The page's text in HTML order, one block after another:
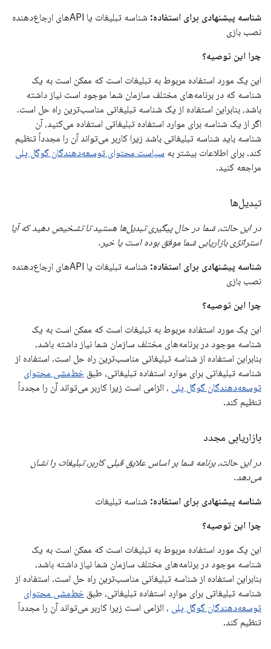
شناسه پیشنهادی برای استفاده:
شناسه تبلیغات یا APIهای ارجاع‌دهنده
نصب بازی
چرا این توصیه؟
این یک مورد استفاده مربوط به تبلیغات است که ممکن است به یک
شناسه که در برنامه‌های مختلف سازمان شما موجود است نیاز داشته
باشد، بنابراین استفاده از یک شناسه تبلیغاتی مناسب‌ترین راه حل است.
اگر از یک شناسه برای موارد استفاده تبلیغاتی استفاده می‌کنید، آن
شناسه باید شناسه تبلیغاتی باشد زیرا کاربر می‌تواند آن را مجدداً تنظیم
کند. برای اطلاعات بیشتر به سیاست محتوای توسعه‌دهندگان گوگل پلی
مراجعه کنید.
تبدیل‌ها
در این حالت، شما در حال پیگیری تبدیل‌ها هستید تا تشخیص دهید که آیا
استراتژی بازاریابی شما موفق بوده است یا خیر.
شناسه پیشنهادی برای استفاده:
شناسه تبلیغات یا APIهای ارجاع‌دهنده
نصب بازی
چرا این توصیه؟
این یک مورد استفاده مربوط به تبلیغات است که ممکن است به یک
شناسه موجود در برنامه‌های مختلف سازمان شما نیاز داشته باشد،
بنابراین استفاده از شناسه تبلیغاتی مناسب‌ترین راه حل است. استفاده از
شناسه تبلیغاتی برای موارد استفاده تبلیغاتی، طبق خط‌مشی محتوای
توسعه‌دهندگان گوگل پلی ، الزامی است زیرا کاربر می‌تواند آن را مجدداً
تنظیم کند.
بازاریابی مجدد
در این حالت، برنامه شما بر اساس علایق قبلی کاربر، تبلیغات را نشان
می‌دهد.
شناسه پیشنهادی برای استفاده: شناسه تبلیغات
چرا این توصیه؟
این یک مورد استفاده مربوط به تبلیغات است که ممکن است به یک
شناسه موجود در برنامه‌های مختلف سازمان شما نیاز داشته باشد،
بنابراین استفاده از شناسه تبلیغاتی مناسب‌ترین راه حل است. استفاده از
شناسه تبلیغاتی برای موارد استفاده تبلیغاتی، طبق خط‌مشی محتوای
توسعه‌دهندگان گوگل پلی ، الزامی است زیرا کاربر می‌تواند آن را مجدداً
تنظیم کند.